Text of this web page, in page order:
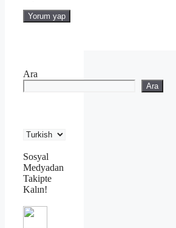
Ara
Ara
Sosyal
Medyadan
Takipte
Kalın!